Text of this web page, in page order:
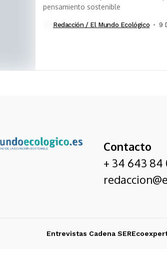
pensamiento sostenible
Redacción / El Mundo Ecológico 9
Contacto
+ 34 643 84
Entrevistas Cadena SER